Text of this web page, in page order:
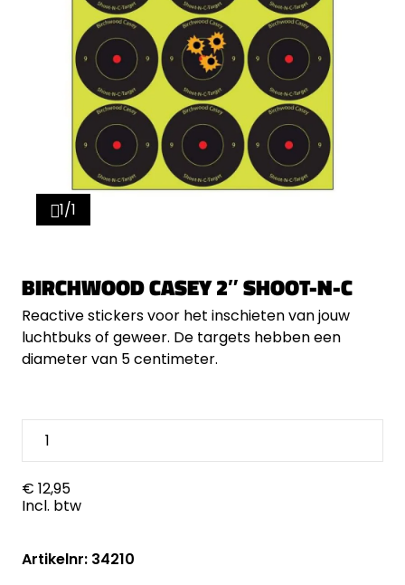
1/1
BIRCHWOOD CASEY 2″ SHOOT-N-C
Reactive stickers voor het inschieten van jouw
luchtbuks of geweer. De targets hebben een
diameter van 5 centimeter.
€ 12,95
Incl. btw
Artikelnr: 34210